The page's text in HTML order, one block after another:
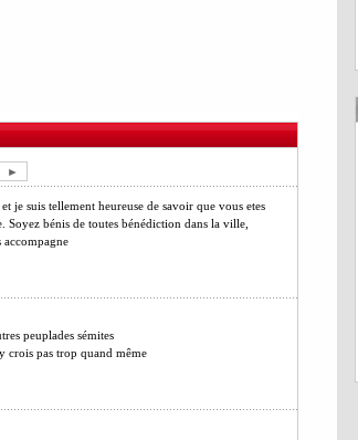
►
je suis tellement heureuse de savoir que vous etes
Soyez bénis de toutes bénédiction dans la ville,
peuplades sémites
crois pas trop quand même